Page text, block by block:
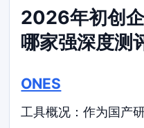
2026年初创
哪家强深度测
ONES
工具概况：作为国产